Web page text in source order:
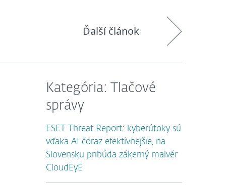
Ďalší článok
Kategória: Tlačové
správy
ESET Threat Report: kyberútoky sú
vďaka AI čoraz efektívnejšie, na
Slovensku pribúda zákerný malvér
CloudEyE